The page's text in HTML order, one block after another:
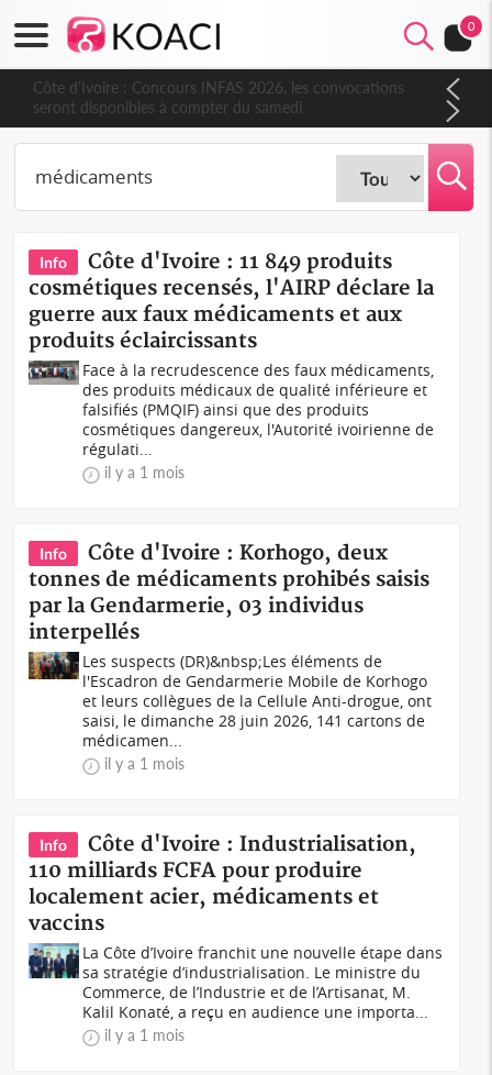
0
Côte d'Ivoire : Concours INFAS 2026, les convocations
seront disponibles à compter du samedi
Info
Côte d'Ivoire : 11 849 produits
cosmétiques recensés, l'AIRP déclare la
guerre aux faux médicaments et aux
produits éclaircissants
Face à la recrudescence des faux médicaments,
des produits médicaux de qualité inférieure et
falsifiés (PMQIF) ainsi que des produits
cosmétiques dangereux, l'Autorité ivoirienne de
régulati...
il y a 1 mois
Info
Côte d'Ivoire : Korhogo, deux
tonnes de médicaments prohibés saisis
par la Gendarmerie, 03 individus
interpellés
Les suspects (DR)&nbsp;Les éléments de
l'Escadron de Gendarmerie Mobile de Korhogo
et leurs collègues de la Cellule Anti-drogue, ont
saisi, le dimanche 28 juin 2026, 141 cartons de
médicamen...
il y a 1 mois
Info
Côte d'Ivoire : Industrialisation,
110 milliards FCFA pour produire
localement acier, médicaments et
vaccins
La Côte d’Ivoire franchit une nouvelle étape dans
sa stratégie d’industrialisation. Le ministre du
Commerce, de l’Industrie et de l’Artisanat, M.
Kalil Konaté, a reçu en audience une importa...
il y a 1 mois